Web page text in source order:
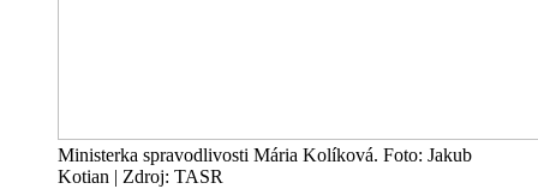
Ministerka spravodlivosti Mária Kolíková. Foto: Jakub
Kotian | Zdroj: TASR